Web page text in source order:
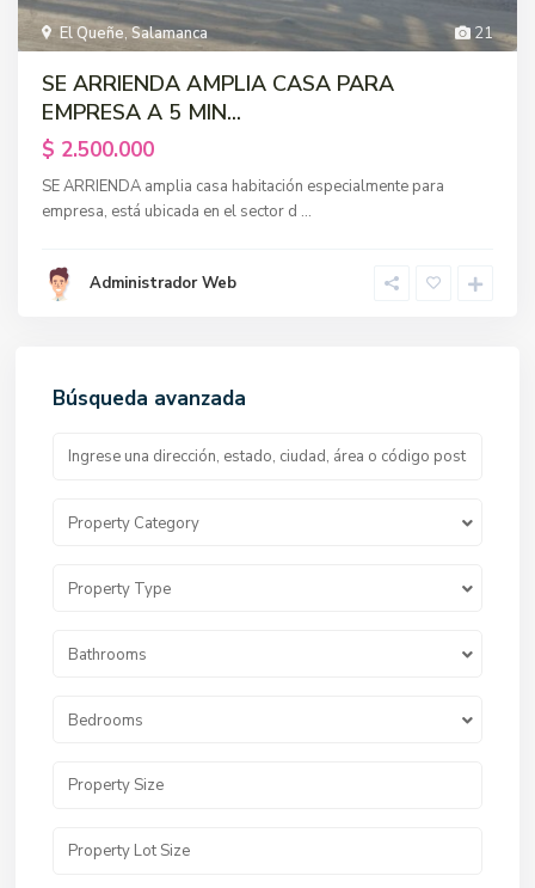
21
El Queñe,Salamanca
SE ARRIENDA AMPLIA CASA PARA
EMPRESA A 5 MIN...
$ 2.500.000
SE ARRIENDA amplia casa habitación especialmente para
empresa, está ubicada en el sector d ...
Administrador Web
Búsqueda avanzada
Property Category
Property Type
Bathrooms
Bedrooms